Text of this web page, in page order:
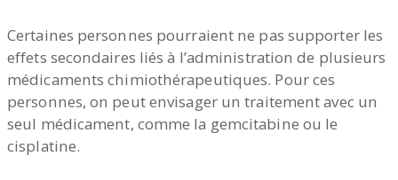
Certaines personnes pourraient ne pas supporter les
effets secondaires liés à l’administration de plusieurs
médicaments chimiothérapeutiques. Pour ces
personnes, on peut envisager un traitement avec un
seul médicament, comme la gemcitabine ou le
cisplatine.